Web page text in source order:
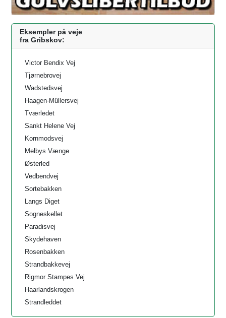
Eksempler på veje
fra Gribskov:
Victor Bendix Vej
Tjørnebrovej
Wadstedsvej
Haagen-Müllersvej
Tværledet
Sankt Helene Vej
Kornmodsvej
Melbys Vænge
Østerled
Vedbendvej
Sortebakken
Langs Diget
Sogneskellet
Paradisvej
Skydehaven
Rosenbakken
Strandbakkevej
Rigmor Stampes Vej
Haarlandskrogen
Strandleddet